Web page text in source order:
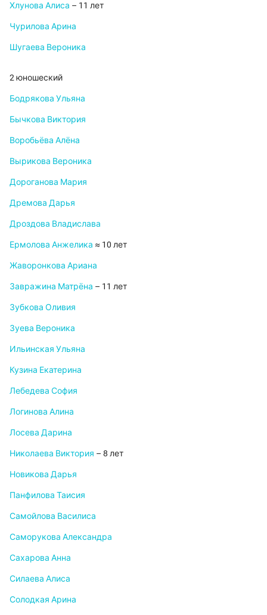
Хлунова Алиса – 11 лет
Чурилова Арина
Шугаева Вероника
2 юношеский
Бодрякова Ульяна
Бычкова Виктория
Воробьёва Алёна
Вырикова Вероника
Дороганова Мария
Дремова Дарья
Дроздова Владислава
Ермолова Анжелика ≈ 10 лет
Жаворонкова Ариана
Завражина Матрёна – 11 лет
Зубкова Оливия
Зуева Вероника
Ильинская Ульяна
Кузина Екатерина
Лебедева София
Логинова Алина
Лосева Дарина
Николаева Виктория – 8 лет
Новикова Дарья
Панфилова Таисия
Самойлова Василиса
Саморукова Александра
Сахарова Анна
Силаева Алиса
Солодкая Арина